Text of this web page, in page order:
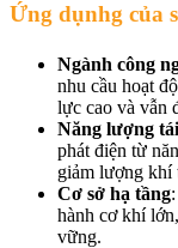
Ứng dụnhg của
Ngành công
nhu cầu hoạt
lực cao và vẫn
Năng lượng
phát điện từ
giảm lượng khí
Cơ sở hạ tầng
hành cơ khí
vững.